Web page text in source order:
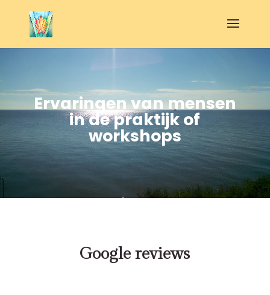
Ervaringen van mensen
in de praktijk of
workshops
Google reviews